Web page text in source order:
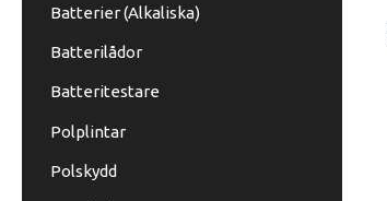
Batterier (Alkaliska)
Batterilådor
Batteritestare
Polplintar
Polskydd